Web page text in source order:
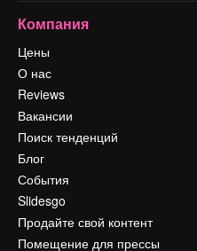
Компания
Цены
О нас
Reviews
Вакансии
Поиск тенденций
Блог
События
Slidesgo
Продайте свой контент
Помещение для прессы